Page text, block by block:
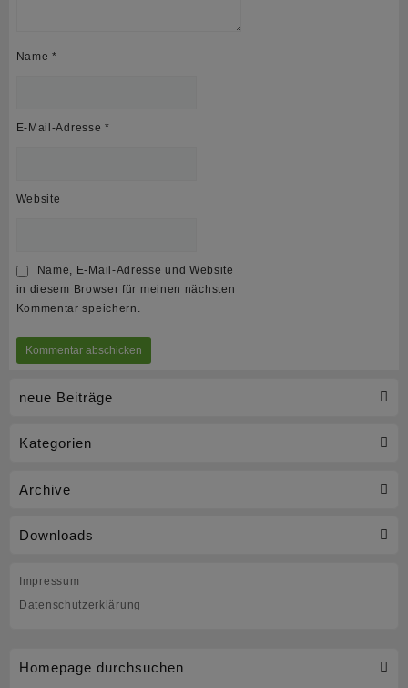
neue Beiträge
Kategorien
Archive
Downloads
Impressum
Datenschutzerklärung
Name *
E-Mail-Adresse *
Website
Name, E-Mail-Adresse und Website
in diesem Browser für meinen nächsten
Kommentar speichern.
Homepage durchsuchen